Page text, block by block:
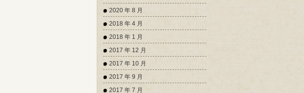
2020 年 8 月
2018 年 4 月
2018 年 1 月
2017 年 12 月
2017 年 10 月
2017 年 9 月
2017 年 7 月